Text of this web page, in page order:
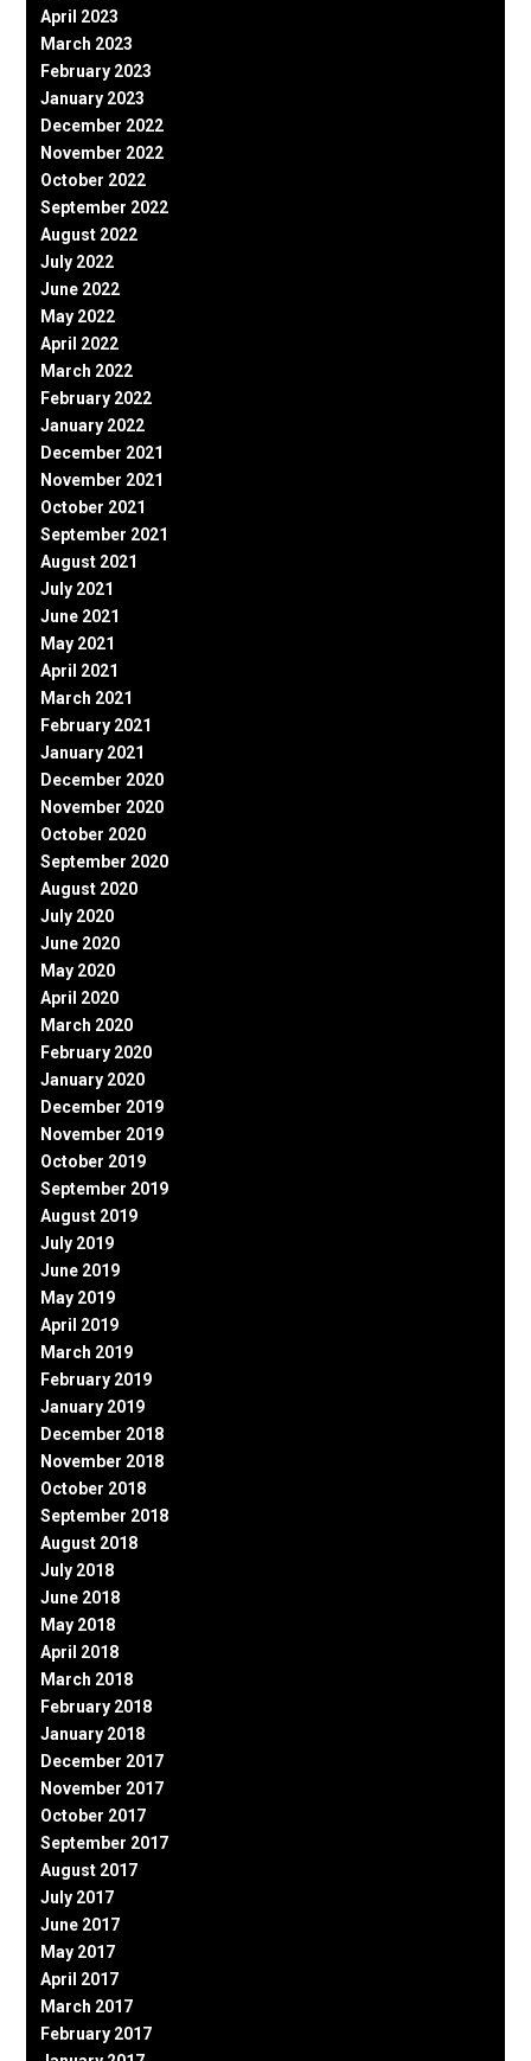
April 2023
March 2023
February 2023
January 2023
December 2022
November 2022
October 2022
September 2022
August 2022
July 2022
June 2022
May 2022
April 2022
March 2022
February 2022
January 2022
December 2021
November 2021
October 2021
September 2021
August 2021
July 2021
June 2021
May 2021
April 2021
March 2021
February 2021
January 2021
December 2020
November 2020
October 2020
September 2020
August 2020
July 2020
June 2020
May 2020
April 2020
March 2020
February 2020
January 2020
December 2019
November 2019
October 2019
September 2019
August 2019
July 2019
June 2019
May 2019
April 2019
March 2019
February 2019
January 2019
December 2018
November 2018
October 2018
September 2018
August 2018
July 2018
June 2018
May 2018
April 2018
March 2018
February 2018
January 2018
December 2017
November 2017
October 2017
September 2017
August 2017
July 2017
June 2017
May 2017
April 2017
March 2017
February 2017